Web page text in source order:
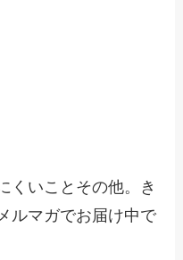
くいことその他。き
ルマガでお届け中で